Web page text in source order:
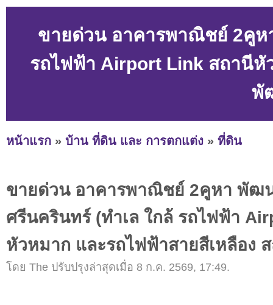
ขายด่วน อาคารพาณิชย์ 2คูห
รถไฟฟ้า Airport Link สถานีหั
พั
หน้าแรก » บ้าน ที่ดิน และ การตกแต่ง » ที่ดิน
ขายด่วน อาคารพาณิชย์ 2คูหา พัฒ
ศรีนครินทร์ (ทำเล ใกล้ รถไฟฟ้า
หัวหมาก และรถไฟฟ้าสายสีเหลือง
โดย The ปรับปรุงล่าสุดเมื่อ 8 ก.ค. 2569, 17:49.